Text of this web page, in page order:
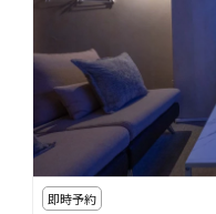
即時予約